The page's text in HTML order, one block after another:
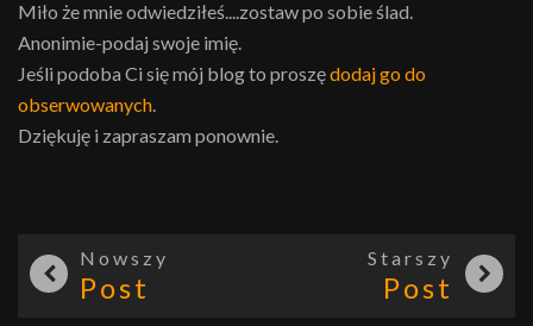
Miło że mnie odwiedziłeś....zostaw po sobie ślad.
Anonimie-podaj swoje imię.
Jeśli podoba Ci się mój blog to proszędodaj go do
obserwowanych.
Dziękuję i zapraszam ponownie.
Nowszy
Post
Starszy
Post